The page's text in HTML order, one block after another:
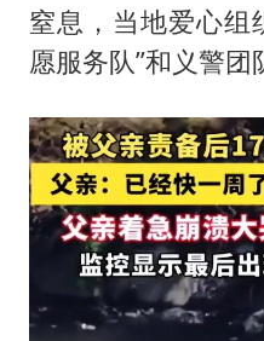
窒息，当地爱心组
愿服务队”和义警团